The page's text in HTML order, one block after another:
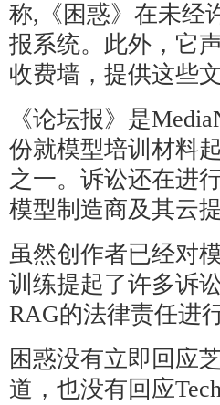
称,《困惑》在未经
报系统。此外，它
收费墙，提供这些
《论坛报》是
份就模型培训材料
之一。诉讼还在进
模型制造商及其云提
虽然创作者已经对
训练提起了许多诉
RAG的法律责任进
困惑没有立即回应
道，也没有回应